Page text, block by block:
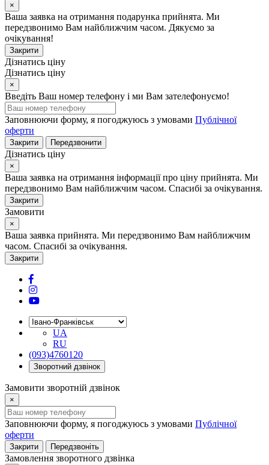
×
Ваша заявка на отримання подарунка прийнята. Ми
передзвонимо Вам найближчим часом. Дякуємо за
очікування!
Закрити
Дізнатись ціну
Дізнатись ціну
×
Введіть Ваш номер телефону і ми Вам зателефонуємо!
Заповнюючи форму, я погоджуюсь з умовами Публічної
оферти
Закрити Передзвонити
Дізнатись ціну
×
Ваша заявка на отримання інформації про ціну прийнята. Ми
передзвонимо Вам найближчим часом. Спасибі за очікування.
Закрити
Замовити
×
Ваша заявка прийнята. Ми передзвонимо Вам найближчим
часом. Спасибі за очікування.
Закрити
UA
RU
(093)4760120
Зворотний дзвінок
Замовити зворотній дзвінок
×
Заповнюючи форму, я погоджуюсь з умовами Публічної
оферти
Закрити Передзвоніть
Замовлення зворотного дзвінка